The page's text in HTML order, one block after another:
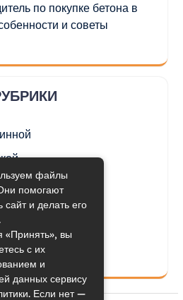
по покупке бетона в
и советы
файлы
помогают
сайт и делать его
«Принять», вы
с их
и
данных сервису
Если нет —